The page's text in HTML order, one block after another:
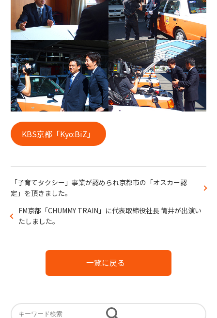
KBS京都「Kyo:BiZ」
「子育てタクシー」事業が認められ京都市の「オスカー認
定」を頂きました。
FM京都「CHUMMY TRAIN」に代表取締役社長 筒井が出演い
たしました。
一覧に戻る